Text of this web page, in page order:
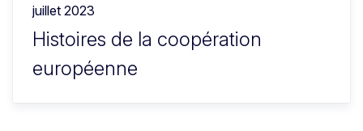
juillet 2023
Histoires de la coopération
européenne